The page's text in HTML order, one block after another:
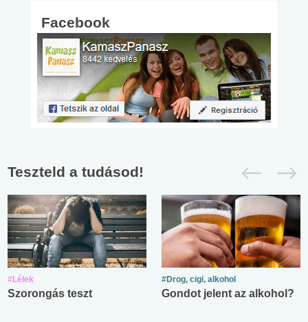
Facebook
Teszteld a tudásod!
#Lélek
Szorongás teszt
#Drog, cigi, alkohol
Gondot jelent az alkohol?